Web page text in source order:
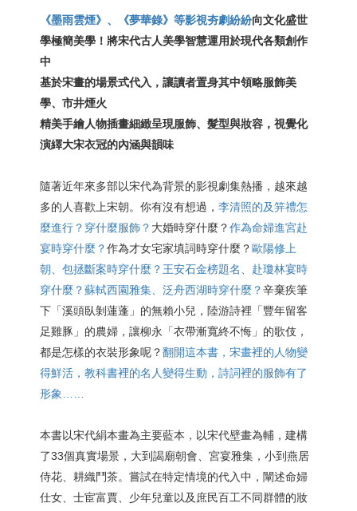
《墨雨雲煙》、《夢華錄》等影視夯劇紛紛向文化盛世
學極簡美學！將宋代古人美學智慧運用於現代各類創作
中
基於宋畫的場景式代入，讓讀者置身其中領略服飾美
學、市井煙火
精美手繪人物插畫細緻呈現服飾、髮型與妝容，視覺化
演繹大宋衣冠的內涵與韻味
隨著近年來多部以宋代為背景的影視劇集熱播，越來越
多的人喜歡上宋朝。你有沒有想過， 李清照的及笄禮怎
麼進行？穿什麼服飾？ 大婚時穿什麼？作為命婦進宮赴
宴時穿什麼？作為才女宅家填詞時穿什麼？歐陽修上
朝、包拯斷案時穿什麼？王安石金榜題名、赴瓊林宴時
穿什麼？蘇軾西園雅集、泛舟西湖時穿什麼？辛棄疾筆
下「溪頭臥剝蓮蓬」的無賴小兒，陸游詩裡「豐年留客
足雞豚」的農婦，讓柳永「衣帶漸寬終不悔」的歌伎，
都是怎樣的衣裝形象呢？翻開這本書，宋畫裡的人物變
得鮮活，教科書裡的名人變得生動，詩詞裡的服飾有了
形象……
本書以宋代絹本畫為主要藍本，以宋代壁畫為輔，建構
了33個真實場景，大到謁廟朝會、宮宴雅集，小到燕居
侍花、耕織鬥茶。嘗試在特定情境的代入中，闡述命婦
仕女、士宦富賈、少年兒童以及庶民百工不同群體的妝